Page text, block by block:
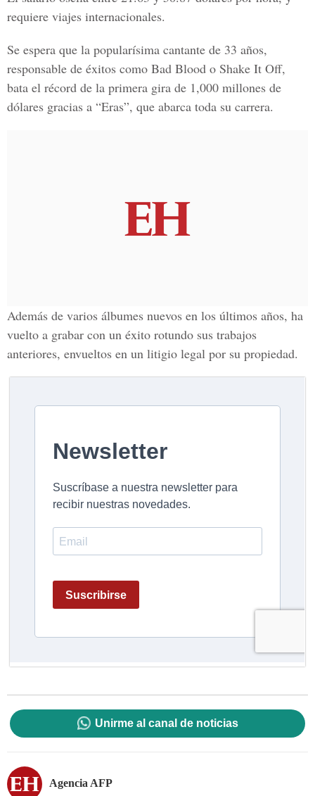
requiere viajes internacionales.
Se espera que la popularísima cantante de 33 años,
responsable de éxitos como Bad Blood o Shake It Off,
bata el récord de la primera gira de 1,000 millones de
dólares gracias a “Eras”, que abarca toda su carrera.
Además de varios álbumes nuevos en los últimos años, ha
vuelto a grabar con un éxito rotundo sus trabajos
anteriores, envueltos en un litigio legal por su propiedad.
Unirme al canal de noticias
Agencia AFP